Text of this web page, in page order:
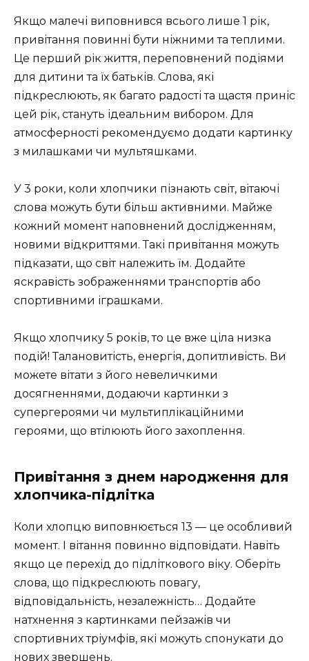
Якщо малечі виповнився всього лише 1 рік,
привітання повинні бути ніжними та теплими.
Це перший рік життя, переповнений подіями
для дитини та їх батьків. Слова, які
підкреслюють, як багато радості та щастя приніс
цей рік, стануть ідеальним вибором. Для
атмосферності рекомендуємо додати картинку
з милашками чи мультяшками.
У 3 роки, коли хлопчики пізнають світ, вітаючі
слова можуть бути більш активними. Майже
кожний момент наповнений дослідженням,
новими відкриттями. Такі привітання можуть
підказати, що світ належить їм. Додайте
яскравість зображеннями транспортів або
спортивними іграшками.
Якщо хлопчику 5 років, то це вже ціла низка
подій! Талановитість, енергія, допитливість. Ви
можете вітати з його невеличкими
досягненнями, додаючи картинки з
супергероями чи мультиплікаційними
героями, що втілюють його захоплення.
Привітання з днем народження для
хлопчика-підлітка
Коли хлопцю виповнюється 13 — це особливий
момент. І вітання повинно відповідати. Навіть
якщо це перехід до підліткового віку. Оберіть
слова, що підкреслюють повагу,
відповідальність, незалежність… Додайте
натхнення з картинками пейзажів чи
спортивних тріумфів, які можуть спонукати до
нових звершень.